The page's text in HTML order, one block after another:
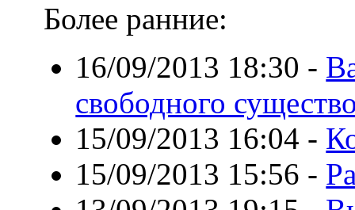
Более ранние:
16/09/2013 18:30 -
свободного
15/09/2013 16:04 -
15/09/2013 15:56 -